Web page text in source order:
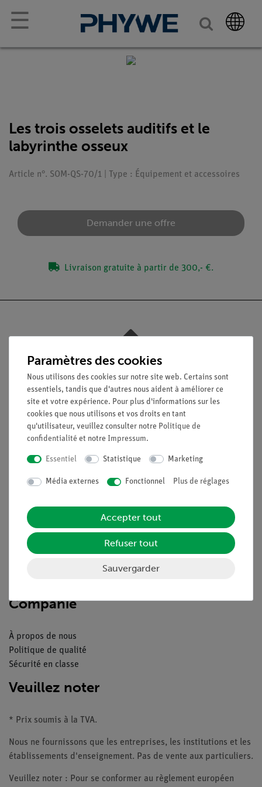
☰
Les trois osselets auditifs et le
labyrinthe osseux
Article n°. SOM-QS-70/1 | Type : Équipement et accessoires
Demander une offre
Livraison gratuite à partir de 300,- €.
Nach oben
Légal
Contact
Conditions générales de vente
Déclaration de confidentialité
Service
Aperçu du service
Téléchargements
Catalogue
Companie
À propos de nous
Politique de qualité
Sécurité en classe
Veuillez noter
* Prix soumis à la TVA.
Nous ne fournissons que les entreprises, les institutions et les
établissements d'enseignement. Pas de vente aux particuliers.
Veuillez noter : Pour se conformer au règlement européen
Paramètres des cookies
Nous utilisons des cookies sur notre site web. Certains sont
essentiels, tandis que d'autres nous aident à améliorer ce
site et votre expérience. Pour plus d'informations sur les
cookies que nous utilisons et vos droits en tant
qu'utilisateur, veuillez consulter notre Politique de
confidentialité et notre Impressum.
Essentiel Statistique Marketing
Média externes Fonctionnel Plus de réglages
Accepter tout
Refuser tout
Sauvergarder